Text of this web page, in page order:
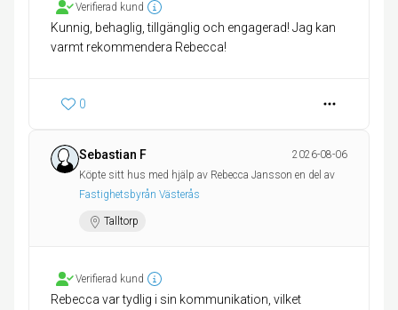
Verifierad kund
Kunnig, behaglig, tillgänglig och engagerad! Jag kan
varmt rekommendera Rebecca!
0
Sebastian F
2026-08-06
Köpte sitt hus med hjälp av Rebecca Jansson en del av
Fastighetsbyrån Västerås
Talltorp
Verifierad kund
Rebecca var tydlig i sin kommunikation, vilket